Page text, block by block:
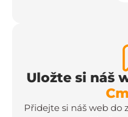
Uložte si náš
Přidejte si náš web do